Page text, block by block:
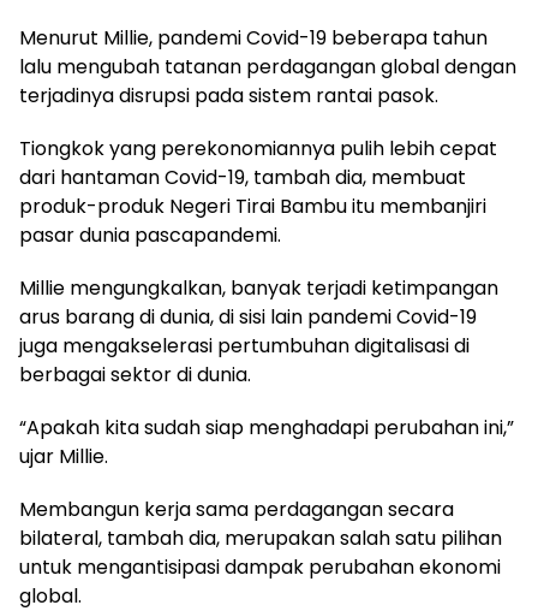
Menurut Millie, pandemi Covid-19 beberapa tahun
lalu mengubah tatanan perdagangan global dengan
terjadinya disrupsi pada sistem rantai pasok.
Tiongkok yang perekonomiannya pulih lebih cepat
dari hantaman Covid-19, tambah dia, membuat
produk-produk Negeri Tirai Bambu itu membanjiri
pasar dunia pascapandemi.
Millie mengungkalkan, banyak terjadi ketimpangan
arus barang di dunia, di sisi lain pandemi Covid-19
juga mengakselerasi pertumbuhan digitalisasi di
berbagai sektor di dunia.
“Apakah kita sudah siap menghadapi perubahan ini,”
ujar Millie.
Membangun kerja sama perdagangan secara
bilateral, tambah dia, merupakan salah satu pilihan
untuk mengantisipasi dampak perubahan ekonomi
global.